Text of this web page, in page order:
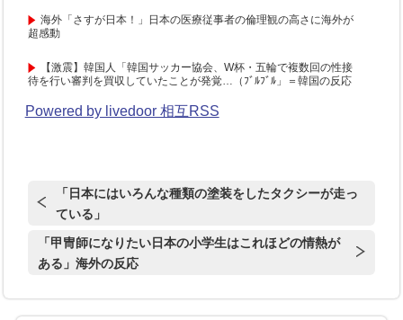
海外「さすが日本！」日本の医療従事者の倫理観の高さに海外が
超感動
【激震】韓国人「韓国サッカー協会、W杯・五輪で複数回の性接
待を行い審判を買収していたことが発覚…（ﾌﾞﾙﾌﾞﾙ」＝韓国の反応
Powered by livedoor 相互RSS
「日本にはいろんな種類の塗装をしたタクシーが走っ
ている」
「甲冑師になりたい日本の小学生はこれほどの情熱が
ある」海外の反応